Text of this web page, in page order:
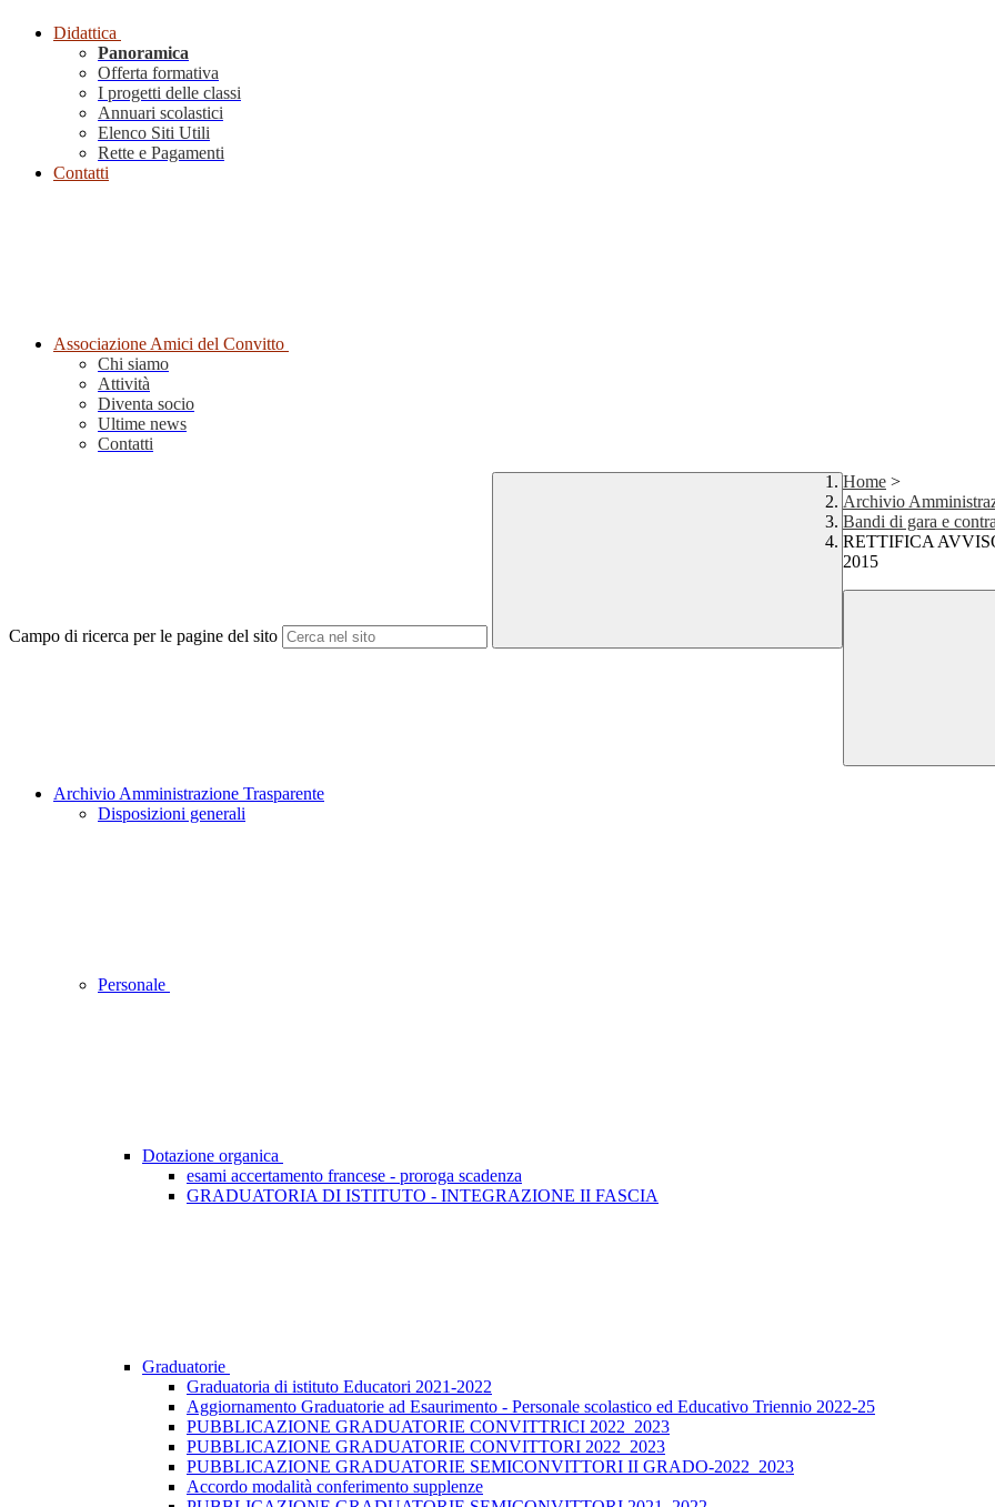
Didattica
Panoramica
Offerta formativa
I progetti delle classi
Annuari scolastici
Elenco Siti Utili
Rette e Pagamenti
Contatti
Associazione Amici del Convitto
Chi siamo
Attività
Diventa socio
Ultime news
Contatti
Campo di ricerca per le pagine del sito
Home >
Archivio
Bandi di gara e
RETTIFICA
2015
Archivio Amministrazione Trasparente
Disposizioni generali
Personale
Dotazione organica
esami accertamento francese - proroga scadenza
GRADUATORIA DI ISTITUTO - INTEGRAZIONE II FASCIA
Graduatorie
Graduatoria di istituto Educatori 2021-2022
Aggiornamento Graduatorie ad Esaurimento - Personale scolastico ed Educativo Triennio 2022-25
PUBBLICAZIONE GRADUATORIE CONVITTRICI 2022_2023
PUBBLICAZIONE GRADUATORIE CONVITTORI 2022_2023
PUBBLICAZIONE GRADUATORIE SEMICONVITTORI II GRADO-2022_2023
Accordo modalità conferimento supplenze